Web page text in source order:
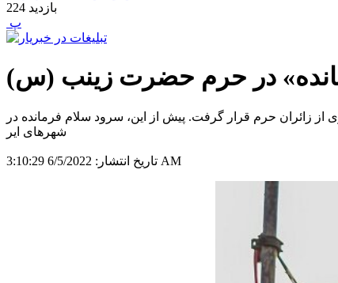
224 بازدید
‍ پ
در حرم حضرت زینب (س)
از زائران حرم قرار گرفت. پیش از این، سرود سلام فرمانده در
شهرهای ایر
تاریخ انتشار: 6/5/2022 3:10:29 AM